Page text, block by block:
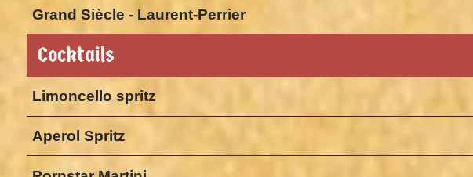
Grand Siècle - Laurent-Perrier
Cocktails
Limoncello spritz
Aperol Spritz